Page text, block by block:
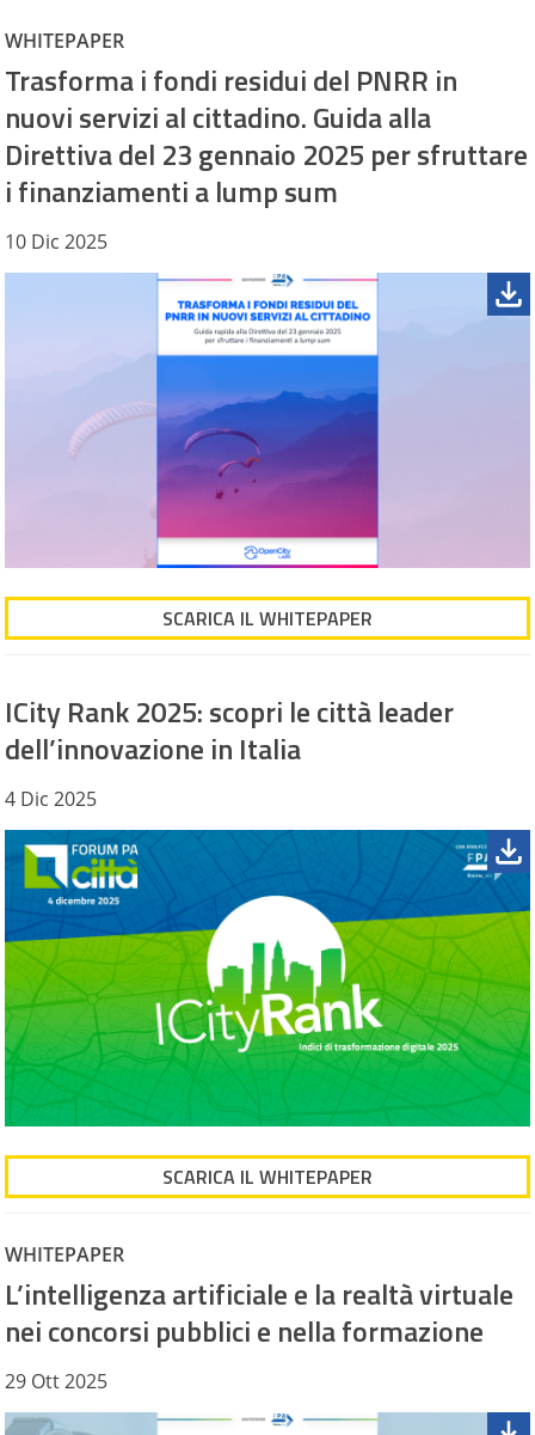
WHITEPAPER
Trasforma i fondi residui del PNRR in
nuovi servizi al cittadino. Guida alla
Direttiva del 23 gennaio 2025 per sfruttare
i finanziamenti a lump sum
10 Dic 2025
SCARICA IL WHITEPAPER
ICity Rank 2025: scopri le città leader
dell’innovazione in Italia
4 Dic 2025
SCARICA IL WHITEPAPER
WHITEPAPER
L’intelligenza artificiale e la realtà virtuale
nei concorsi pubblici e nella formazione
29 Ott 2025